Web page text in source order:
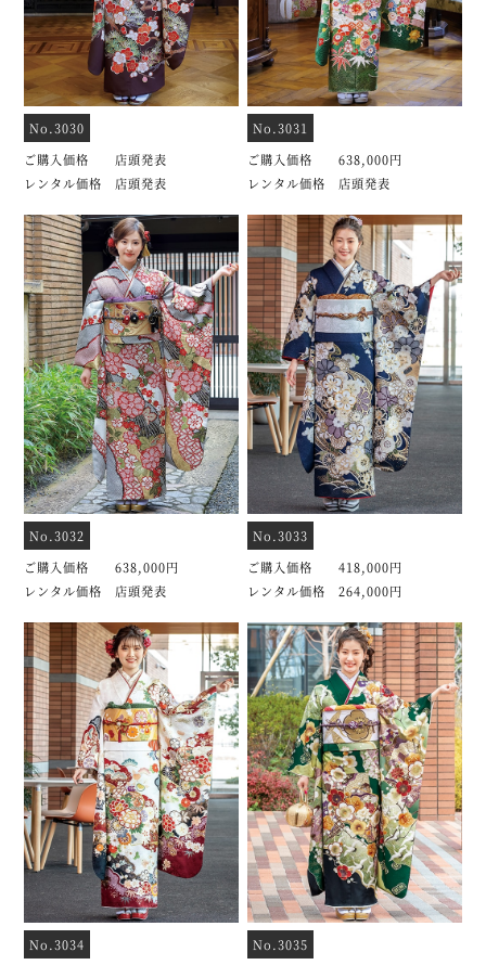
No.3030
ご購入価格 店頭発表
レンタル価格 店頭発表
No.3031
ご購入価格 638,000円
レンタル価格 店頭発表
No.3032
ご購入価格 638,000円
レンタル価格 店頭発表
No.3033
ご購入価格 418,000円
レンタル価格 264,000円
No.3034
No.3035